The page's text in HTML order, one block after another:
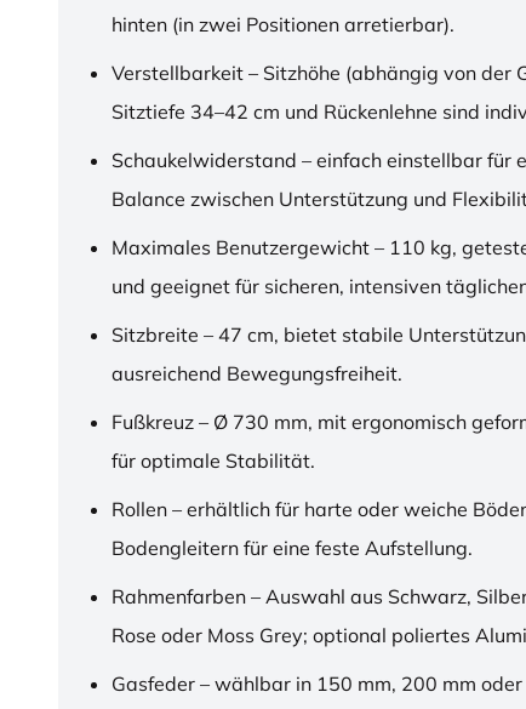
hinten (in zwei Positionen arretierbar).
Verstellbarkeit – Sitzhöhe (abhängig von der
Sitztiefe 34–42 cm und Rückenlehne sind
Schaukelwiderstand – einfach einstellbar für
Balance zwischen Unterstützung und
Maximales Benutzergewicht – 110 kg,
und geeignet für sicheren, intensiven
Sitzbreite – 47 cm, bietet stabile
ausreichend Bewegungsfreiheit.
Fußkreuz – Ø 730 mm, mit ergonomisch
für optimale Stabilität.
Rollen – erhältlich für harte oder weiche
Bodengleitern für eine feste Aufstellung.
Rahmenfarben – Auswahl aus Schwarz,
Rose oder Moss Grey; optional poliertes
Gasfeder – wählbar in 150 mm, 200 mm